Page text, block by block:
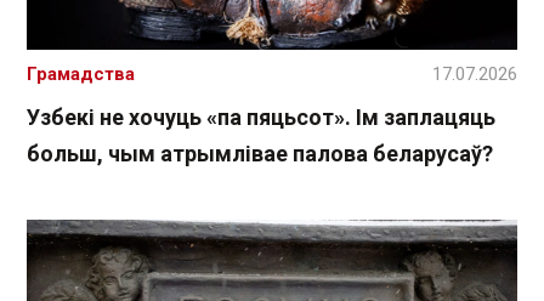
Узбекі не хочуць «па пяцьсот». Ім заплацяць
больш, чым атрымлівае палова беларусаў?
Грамадства 17.07.2026